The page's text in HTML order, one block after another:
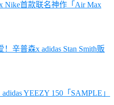
Nike首款联名神作「Air Max
辛普森x adidas Stan Smith贩
YEEZY 150「SAMPLE」